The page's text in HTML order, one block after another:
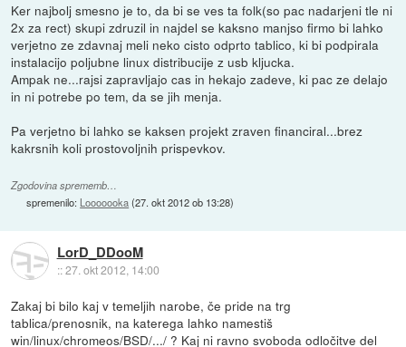
Ker najbolj smesno je to, da bi se ves ta folk(so pac nadarjeni tle ni
2x za rect) skupi zdruzil in najdel se kaksno manjso firmo bi lahko
verjetno ze zdavnaj meli neko cisto odprto tablico, ki bi podpirala
instalacijo poljubne linux distribucije z usb kljucka.
Ampak ne...rajsi zapravljajo cas in hekajo zadeve, ki pac ze delajo
in ni potrebe po tem, da se jih menja.
Pa verjetno bi lahko se kaksen projekt zraven financiral...brez
kakrsnih koli prostovoljnih prispevkov.
Zgodovina sprememb…
spremenilo: Looooooka(27. okt 2012 ob 13:28)
LorD_DDooM
::27. okt 2012, 14:00
Zakaj bi bilo kaj v temeljih narobe, če pride na trg
tablica/prenosnik, na katerega lahko namestiš
win/linux/chromeos/BSD/.../ ? Kaj ni ravno svoboda odločitve del